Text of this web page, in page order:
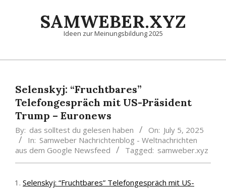
SAMWEBER.XYZ
Ideen zur Meinungsbildung 2025
Primary
MenuSelenskyj: “Fruchtbares”
Telefongespräch mit US-Präsident
Trump – Euronews
By: das solltest du gelesen haben On: July 5, 2025
In: Samweber Nachrichtenblog - Weltnachrichten
aus dem Google Newsfeed
Tagged: samweber.xyz
Selenskyj: “Fruchtbares” Telefongespräch mit US-